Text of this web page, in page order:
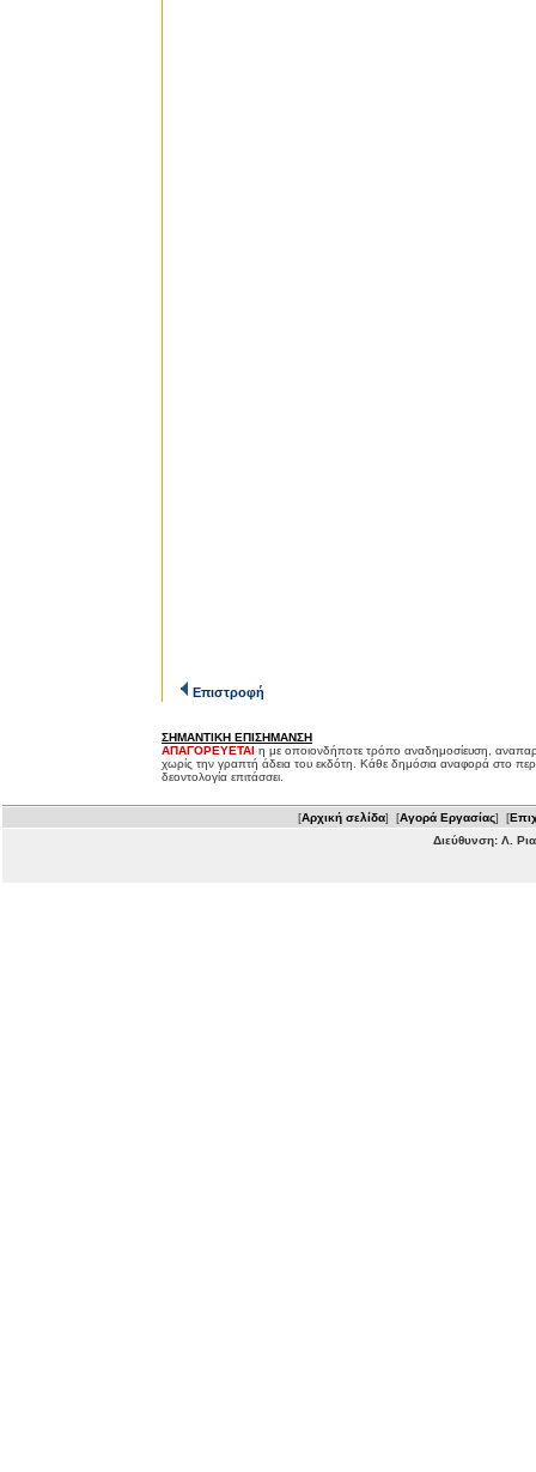
Επιστροφή
ΣΗΜΑΝΤΙΚΗ ΕΠΙΣΗΜΑΝΣΗ
ΑΠΑΓΟΡΕΥΕΤΑΙ η με οποιονδήποτε τρόπο αναδημοσίευση,
χωρίς την γραπτή άδεια του εκδότη. Κάθε δημόσια αναφορά στο
δεοντολογία επιτάσσει.
[Αρχική σελίδα] [Αγορά Εργασίας] [
Διεύθυνση: Λ.